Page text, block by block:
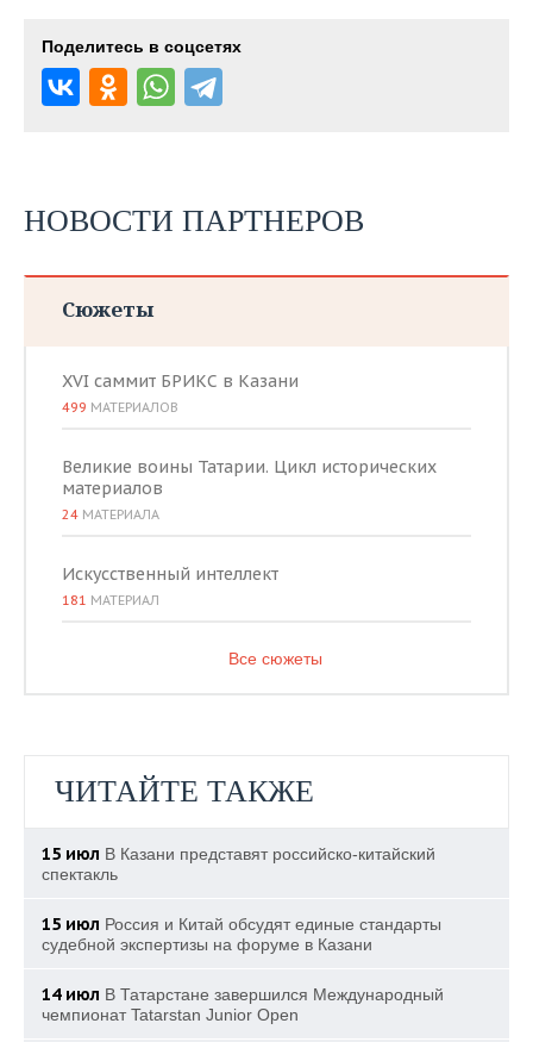
Поделитесь в соцсетях
НОВОСТИ ПАРТНЕРОВ
Сюжеты
XVI саммит БРИКС в Казани
499 МАТЕРИАЛОВ
Великие воины Татарии. Цикл исторических
материалов
24 МАТЕРИАЛА
Искусственный интеллект
181 МАТЕРИАЛ
Все сюжеты
ЧИТАЙТЕ ТАКЖЕ
15 июл В Казани представят российско-китайский
спектакль
15 июл Россия и Китай обсудят единые стандарты
судебной экспертизы на форуме в Казани
14 июл В Татарстане завершился Международный
чемпионат Tatarstan Junior Open